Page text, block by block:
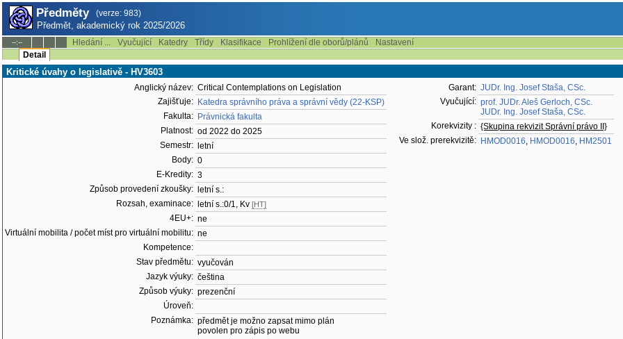
Předměty (verze: 983)
Předmět, akademický rok 2025/2026
--:-- Hledání ... Vyučující Katedry Třídy Klasifikace Prohlížení dle oborů/plánů
Nastavení
Detail
Kritické úvahy o legislativě - HV3603
Anglický název: Critical Contemplations on Legislation
Zajišťuje: Katedra správního práva a správní vědy (22-KSP)
Fakulta: Právnická fakulta
Platnost: od 2022 do 2025
Semestr:
letní
Body: 0
E-Kredity: 3
Způsob provedení zkoušky:
letní s.:
Rozsah, examinace:
letní s.:0/1, Kv [HT]
4EU+: ne
Virtuální mobilita / počet míst pro virtuální mobilitu: ne
Kompetence:
Stav předmětu: vyučován
Jazyk výuky: čeština
Způsob výuky: prezenční
Úroveň:
Poznámka: předmět je možno zapsat mimo plán
povolen pro zápis po webu
Garant: JUDr. Ing. Josef Staša, CSc.
Vyučující: prof. JUDr. Aleš Gerloch, CSc.
JUDr. Ing. Josef Staša, CSc.
Korekvizity : {Skupina rekvizit Správní právo II}
Ve slož. prerekvizitě: HMOD0016, HMOD0016, HM2501